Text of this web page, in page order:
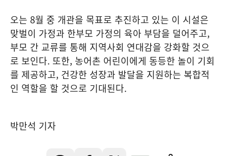
오는 8월 중 개관을 목표로 추진하고 있는 이 시설은
맞벌이 가정과 한부모 가정의 육아 부담을 덜어주고,
부모 간 교류를 통해 지역사회 연대감을 강화할 것으
로 보인다. 또한, 농어촌 어린이에게 동등한 놀이 기회
를 제공하고, 건강한 성장과 발달을 지원하는 복합적
인 역할을 할 것으로 기대된다.
박만석 기자